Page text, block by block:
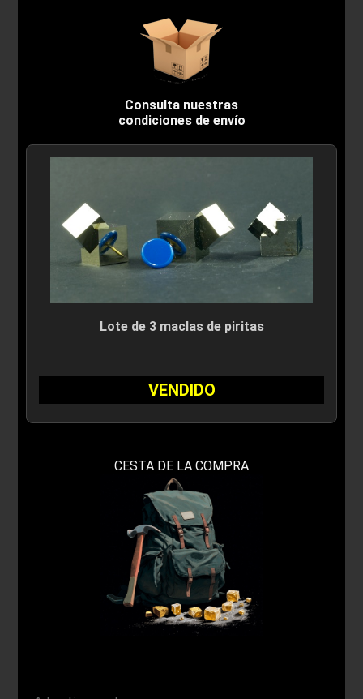
Consulta nuestras
condiciones de envío
Lote de 3 maclas de piritas
VENDIDO
CESTA DE LA COMPRA